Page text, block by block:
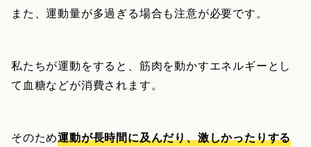
また、運動量が多過ぎる場合も注意が必要です。
私たちが運動をすると、筋肉を動かすエネルギーとし
て血糖などが消費されます。
そのため運動が長時間に及んだり、激しかったりする